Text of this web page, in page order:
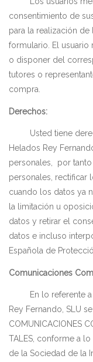
consentimiento de
para la realización
formulario. El usuario
o disponer del
tutores o
compra.
Derechos:
Usted tiene
Helados Rey
personales,
por
personales, rectificar
cuando los datos ya
la limitación u
datos y retirar el
datos e incluso
Española de
Comunicaciones
En lo referente
Rey Fernando, SLU
COMUNICACIONES
TALES, conforme a
de la Sociedad de la